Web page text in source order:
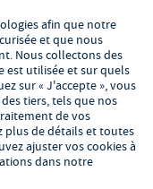
cette date, les frais
de restauration -